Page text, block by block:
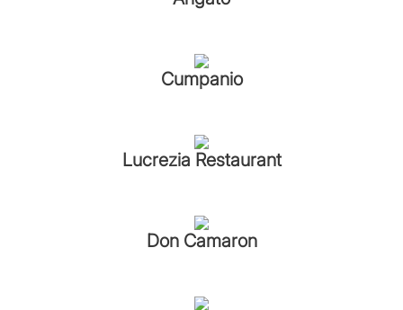
Cumpanio
Lucrezia Restaurant
Don Camaron